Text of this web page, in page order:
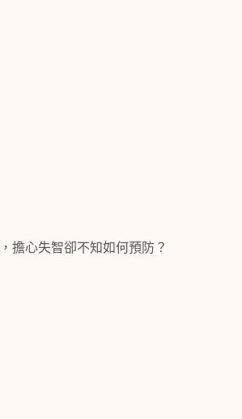
擔心失智卻不知如何預防？